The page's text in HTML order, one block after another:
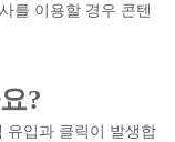
를 이용할 경우 콘텐
?
유입과 클릭이 발생합